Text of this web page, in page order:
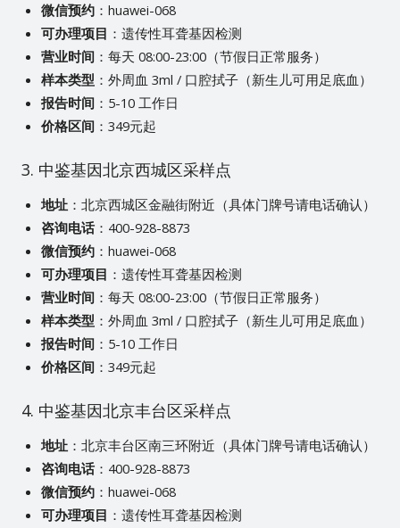
微信预约：huawei-068
可办理项目 ：遗传性耳聋基因检测
营业时间：每天 08:00-23:00（节假日正常服务）
样本类型 ：外周血 3ml / 口腔拭子（新生儿可用足底血）
报告时间：5-10 工作日
价格区间：349元起
3. 中鉴基因北京西城区采样点
地址：北京西城区金融街附近（具体门牌号请电话确认）
咨询电话：400-928-8873
微信预约：huawei-068
可办理项目 ：遗传性耳聋基因检测
营业时间：每天 08:00-23:00（节假日正常服务）
样本类型 ：外周血 3ml / 口腔拭子（新生儿可用足底血）
报告时间：5-10 工作日
价格区间：349元起
4. 中鉴基因北京丰台区采样点
地址：北京丰台区南三环附近（具体门牌号请电话确认）
咨询电话：400-928-8873
微信预约：huawei-068
可办理项目 ：遗传性耳聋基因检测